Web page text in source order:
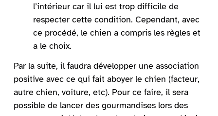
l’intérieur car il lui est trop difficile de
respecter cette condition. Cependant, avec
ce procédé, le chien a compris les règles et
a le choix.
Par la suite, il faudra développer une association
positive avec ce qui fait aboyer le chien (facteur,
autre chien, voiture, etc). Pour ce faire, il sera
possible de lancer des gourmandises lors des